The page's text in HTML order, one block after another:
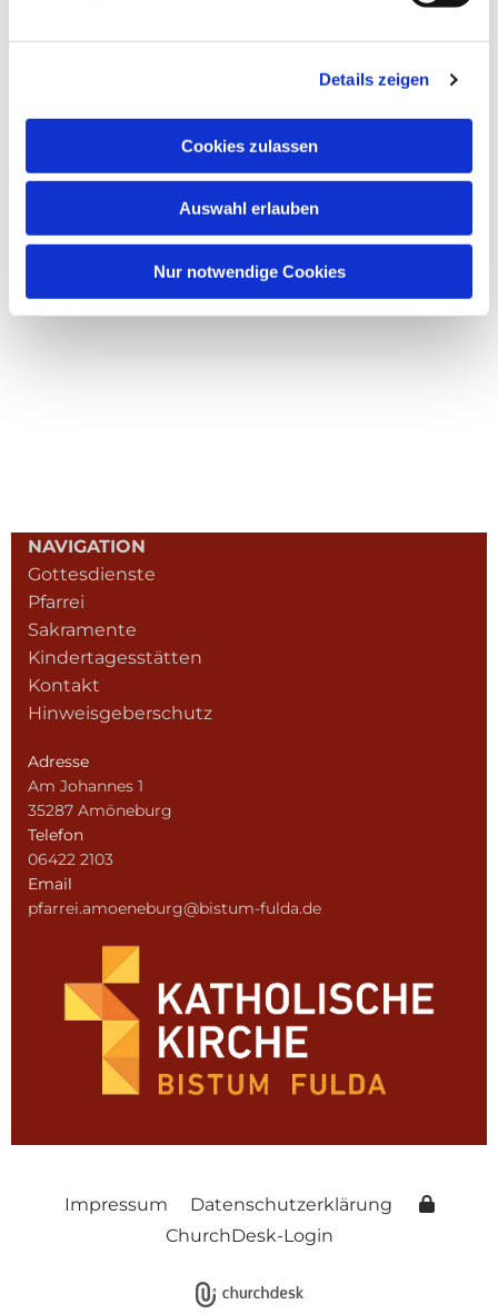
Details zeigen
Cookies zulassen
Auswahl erlauben
Nur notwendige Cookies
NAVIGATION
Gottesdienste
Pfarrei
Sakramente
Kindertagesstätten
Kontakt
Hinweisgeberschutz
Adresse
Am Johannes 1
35287 Amöneburg
Telefon
06422 2103
Email
pfarrei.amoeneburg@bistum-fulda.de
Impressum
Datenschutzerklärung
ChurchDesk-Login